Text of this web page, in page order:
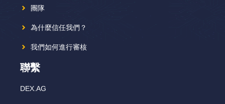
團隊
為什麼信任我們？
我們如何進行審核
聯繫
DEX.AG